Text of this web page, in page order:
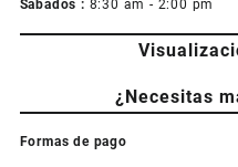
Sabados : 8:30 am - 2:00 pm
¿Necesitas
Formas de pago